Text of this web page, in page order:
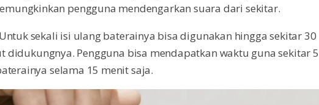
pengguna mendengarkan suara dari sekitar.
sekali isi ulang baterainya bisa digunakan hingga sekitar 30
didukungnya. Pengguna bisa mendapatkan waktu guna sekitar 5
selama 15 menit saja.